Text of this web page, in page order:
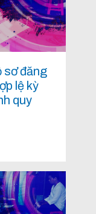
sơ đăng
lệ kỳ
quy